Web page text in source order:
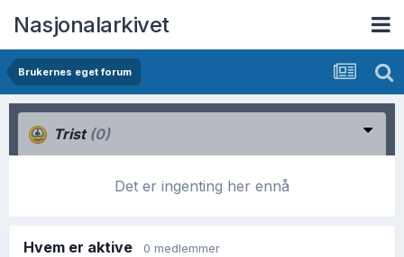
Nasjonalarkivet
Brukernes eget forum
Trist (0)
Det er ingenting her ennå
Hvem er aktive 0 medlemmer